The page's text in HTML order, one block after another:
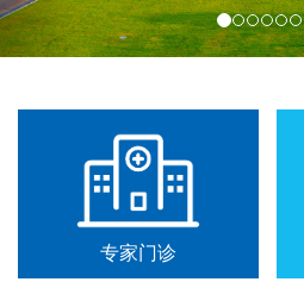
专家门诊